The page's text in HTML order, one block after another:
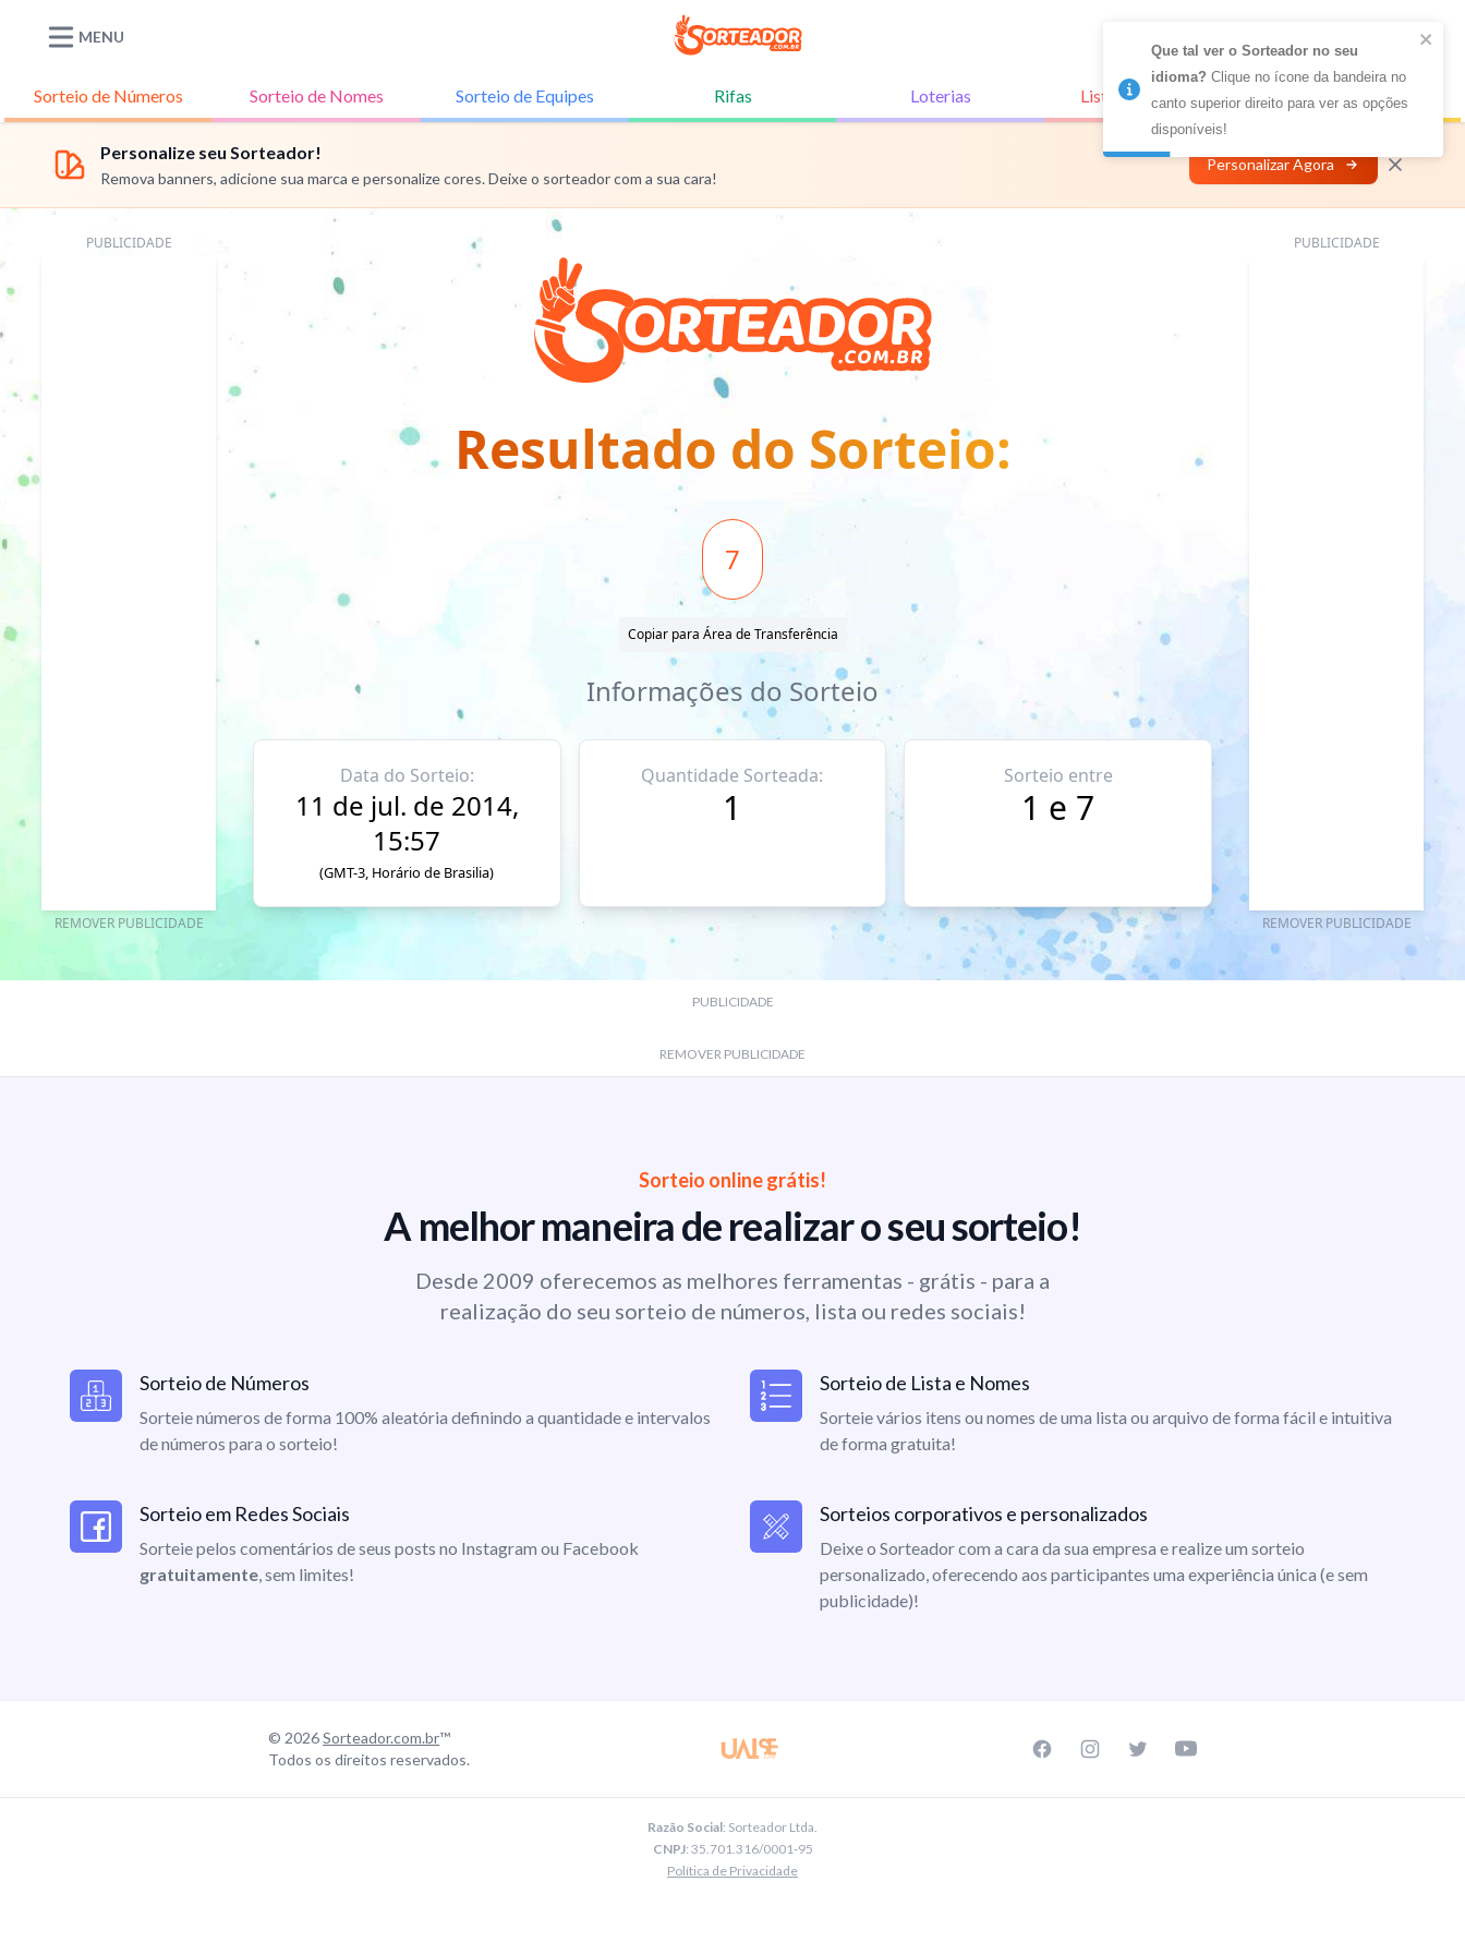
MENU
Sorteio deNúmeros Sorteio deNomes Sorteio deEquipes Rifas Loterias Listas Conectadas Personalizar
Personalize seu Sorteador!
Remova banners, adicione sua marca e personalize cores. Deixe o sorteador com a sua cara!
Personalizar Agora
PUBLICIDADE
REMOVER PUBLICIDADE
Resultado do Sorteio:
7
Copiar para Área de Transferência
Informações do Sorteio
Data do Sorteio:
11 de jul. de 2014,
15:57
(GMT-3, Horário de Brasilia)
Quantidade Sorteada:
1
Sorteio entre
1 e 7
PUBLICIDADE
REMOVER PUBLICIDADE
PUBLICIDADE
REMOVER PUBLICIDADE
Sorteio online grátis!
A melhor maneira de realizar o seu sorteio!
Desde 2009 oferecemos as melhores ferramentas - grátis - para a
realização do seu sorteio de números, lista ou redes sociais!
Sorteio de Números
Sorteie números de forma 100% aleatória definindo a quantidade e intervalos
de números para o sorteio!
Sorteio de Lista e Nomes
Sorteie vários itens ou nomes de uma lista ou arquivo de forma fácil e intuitiva
de forma gratuita!
Sorteio em Redes Sociais
Sorteie pelos comentários de seus posts no Instagram ou Facebook
gratuitamente, sem limites!
Sorteios corporativos e personalizados
Deixe o Sorteador com a cara da sua empresa e realize um sorteio
personalizado, oferecendo aos participantes uma experiência única (e sem
publicidade)!
© 2026Sorteador.com.br™
Todos os direitos reservados.
Razão Social: Sorteador Ltda.
CNPJ: 35.701.316/0001-95
Política de Privacidade
Que tal ver o Sorteador no seu
idioma? Clique no ícone da bandeira no
canto superior direito para ver as opções
disponíveis!